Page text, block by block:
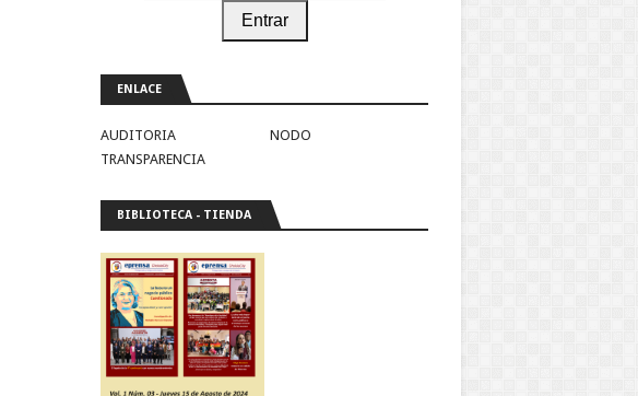
Entrar
ENLACE
AUDITORIA
NODO
TRANSPARENCIA
BIBLIOTECA - TIENDA